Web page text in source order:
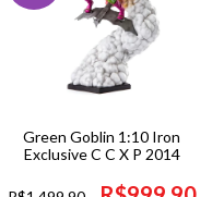
Green Goblin 1:10 Iron
Exclusive C C X P 2014